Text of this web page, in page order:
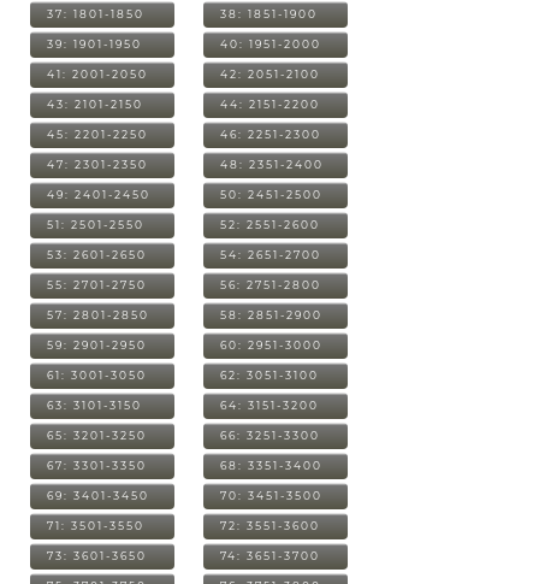
37: 1801-1850 38: 1851-1900
39: 1901-1950 40: 1951-2000
41: 2001-2050 42: 2051-2100
43: 2101-2150 44: 2151-2200
45: 2201-2250 46: 2251-2300
47: 2301-2350 48: 2351-2400
49: 2401-2450 50: 2451-2500
51: 2501-2550 52: 2551-2600
53: 2601-2650 54: 2651-2700
55: 2701-2750 56: 2751-2800
57: 2801-2850 58: 2851-2900
59: 2901-2950 60: 2951-3000
61: 3001-3050 62: 3051-3100
63: 3101-3150 64: 3151-3200
65: 3201-3250 66: 3251-3300
67: 3301-3350 68: 3351-3400
69: 3401-3450 70: 3451-3500
71: 3501-3550 72: 3551-3600
73: 3601-3650 74: 3651-3700